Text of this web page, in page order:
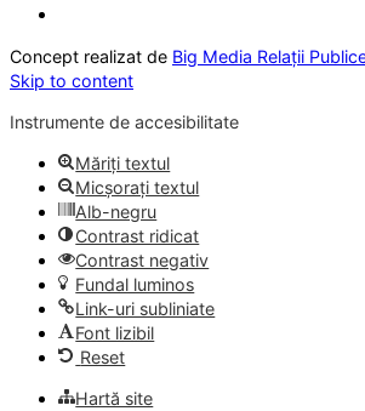
Concept realizat de Big Media Relații
Skip to content
Instrumente de accesibilitate
Măriți textul
Micșorați textul
Alb-negru
Contrast ridicat
Contrast negativ
Fundal luminos
Link-uri subliniate
Font lizibil
Reset
Hartă site